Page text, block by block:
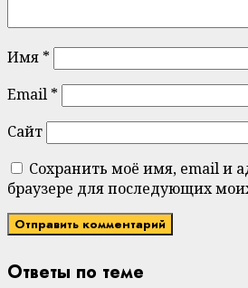
Имя *
Email *
Сайт
Сохранить моё имя, email и
браузере для последующих
Ответы по теме